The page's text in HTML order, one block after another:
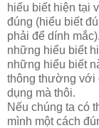
hiểu biết hiện tại
đúng (hiểu biết
phải để dính
những hiểu biết
những hiểu biết
thông thường với
dụng mà thôi.
Nếu chúng ta có
mình một cách